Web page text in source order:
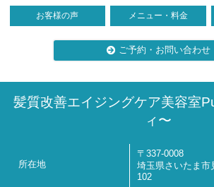
お客様の声 メニュー・料金
ご予約・お問い合わせ
髪質改善エイジングケア美容室
ィ〜
所在地
〒337-0008
埼玉県さいたま市
102